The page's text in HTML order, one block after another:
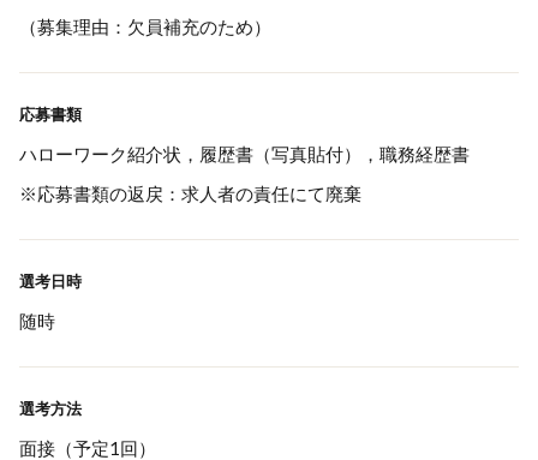
（募集理由：欠員補充のため）
応募書類
ハローワーク紹介状，履歴書（写真貼付），職務経歴書
※応募書類の返戻：求人者の責任にて廃棄
選考日時
随時
選考方法
面接（予定1回）